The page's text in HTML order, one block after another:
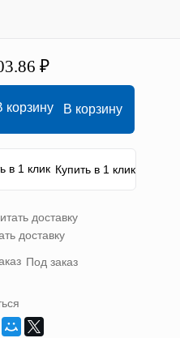
₽
В корзину
Купить в 1 клик
доставку
Под заказ